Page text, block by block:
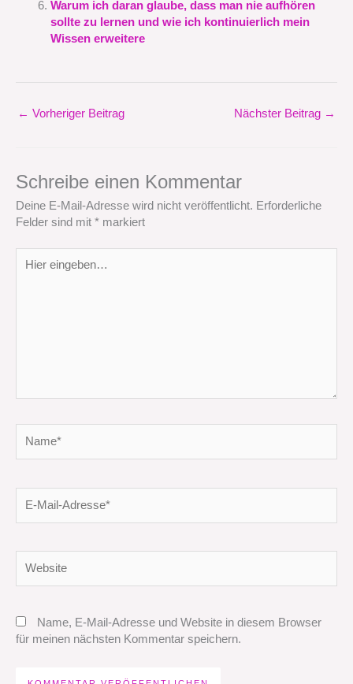
Warum ich daran glaube, dass man nie aufhören
sollte zu lernen und wie ich kontinuierlich mein
Wissen erweitere
← Vorheriger Beitrag Nächster Beitrag →
Schreibe einen Kommentar
Deine E-Mail-Adresse wird nicht veröffentlicht. Erforderliche
Felder sind mit * markiert
eingeben…
Mail-
Name, E-Mail-Adresse und Website in diesem Browser
für meinen nächsten Kommentar speichern.